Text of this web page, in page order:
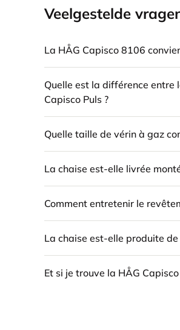
Veelgestelde
La HÅG Capisco 8106
Quelle est la différence entre
Capisco Puls ?
Quelle taille de vérin à gaz
La chaise est-elle livrée
Comment entretenir le
La chaise est-elle produite
Et si je trouve la HÅG